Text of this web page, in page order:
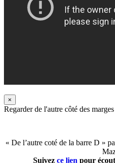
×
Regarder de l'autre côté des marges
« De l’autre coté de la barre D »
Suivez ce lien pour